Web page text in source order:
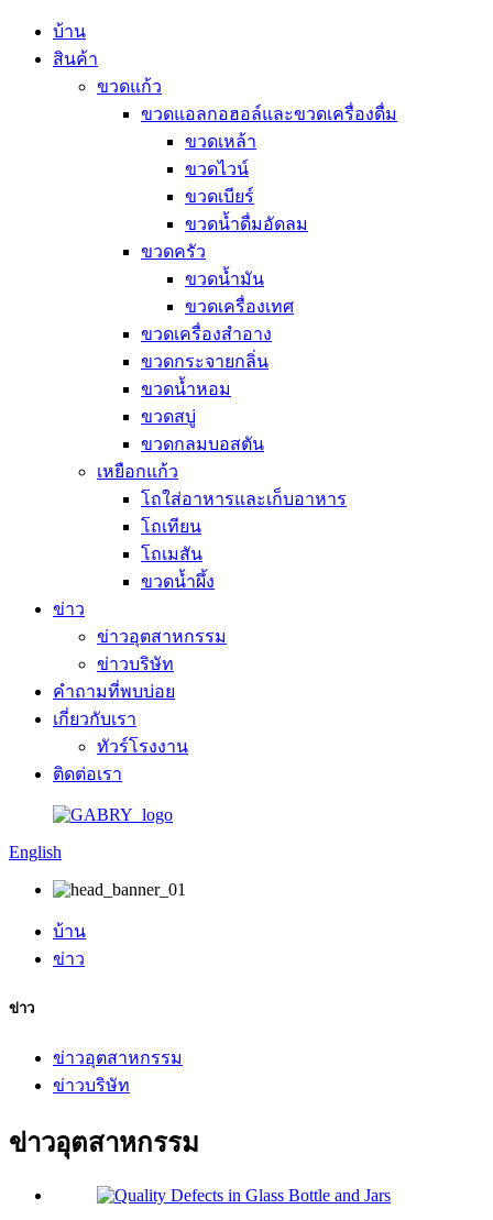
บ้าน
สินค้า
ขวดแก้ว
ขวดแอลกอฮอล์และขวดเครื่องดื่ม
ขวดเหล้า
ขวดไวน์
ขวดเบียร์
ขวดน้ำดื่มอัดลม
ขวดครัว
ขวดน้ำมัน
ขวดเครื่องเทศ
ขวดเครื่องสำอาง
ขวดกระจายกลิ่น
ขวดน้ำหอม
ขวดสบู่
ขวดกลมบอสตัน
เหยือกแก้ว
โถใส่อาหารและเก็บอาหาร
โถเทียน
โถเมสัน
ขวดน้ำผึ้ง
ข่าว
ข่าวอุตสาหกรรม
ข่าวบริษัท
คำถามที่พบบ่อย
เกี่ยวกับเรา
ทัวร์โรงงาน
ติดต่อเรา
English
บ้าน
ข่าว
ข่าว
ข่าวอุตสาหกรรม
ข่าวบริษัท
ข่าวอุตสาหกรรม